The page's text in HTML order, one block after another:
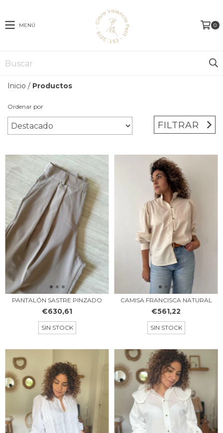
MENÚ 0
Inicio / Productos
Ordenar por
FILTRAR
PANTALÓN SASTRE PINZADO
€630,61
SIN STOCK
CAMISA FRANCISCA NATURAL
€561,22
SIN STOCK